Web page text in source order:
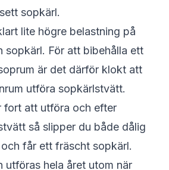
sopkärl.
lite högre belastning på
sopkärl. För att bibehålla ett
är det därför klokt att
utföra sopkärlstvätt.
fort att utföra och efter
så slipper du både dålig
får ett fräscht sopkärl.
utföras hela året utom när